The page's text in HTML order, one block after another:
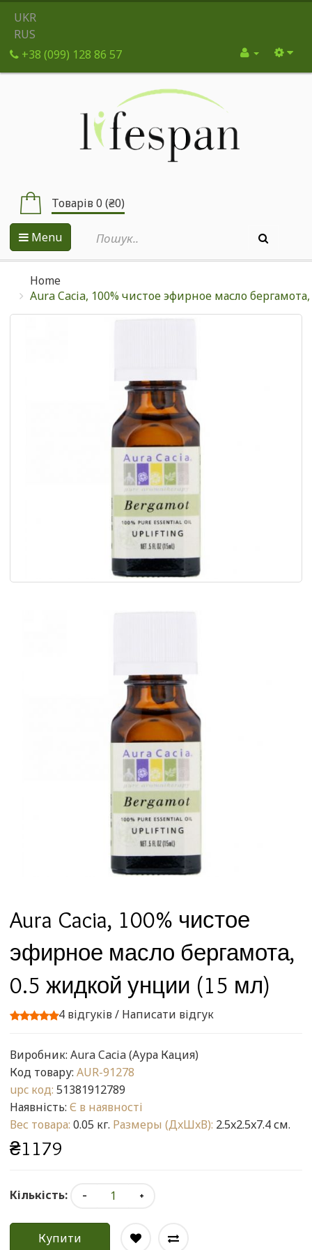
UKR
RUS
+38 (099) 128 86 57
Товарів 0 (₴0)
Menu
Home
Aura Cacia, 100% чистое эфирное масло
Aura Cacia, 100% чистое
эфирное масло бергамота,
0.5 жидкой унции (15 мл)
4 відгуків/ Написати відгук
Виробник: Aura Cacia (Аура Кация)
Код товару: AUR-91278
upc код: 51381912789
Наявність: Є в наявності
Вес товара: 0.05 кг. Размеры (ДxШxВ): 2.5x2.5x7.4 см.
₴1179
Кількість:
Купити